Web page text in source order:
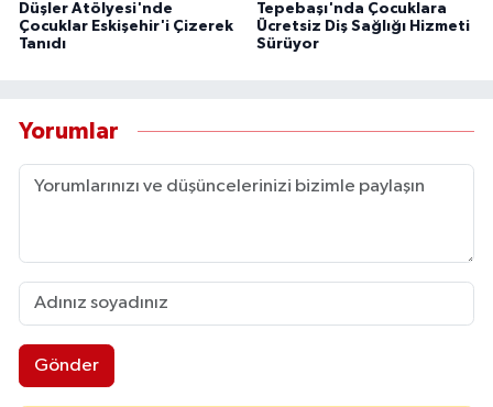
Düşler Atölyesi'nde
Çocuklar Eskişehir'i Çizerek
Tanıdı
Tepebaşı'nda Çocuklara
Ücretsiz Diş Sağlığı Hizmeti
Sürüyor
Yorumlar
Gönder